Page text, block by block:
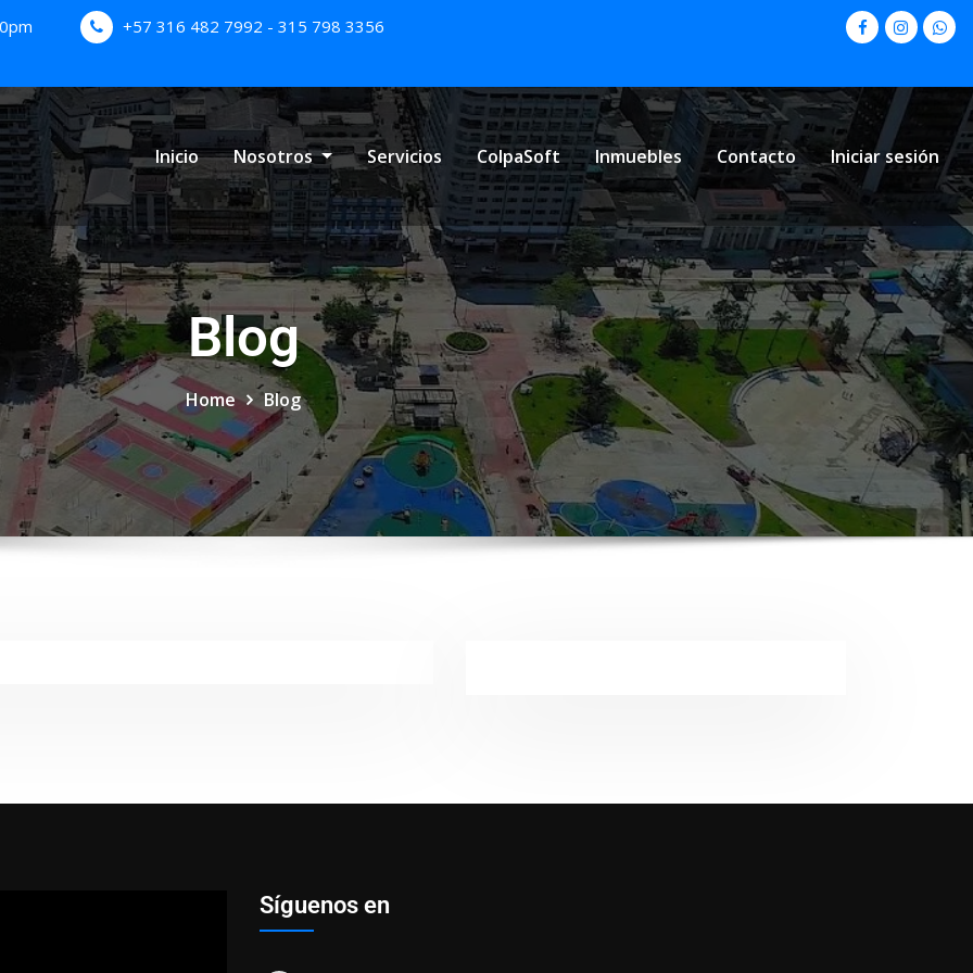
+57 316 482 7992 - 315 798 3356
Inicio Nosotros Servicios ColpaSoft Inmuebles Contacto Iniciar sesión
Blog
Home Blog
Síguenos en